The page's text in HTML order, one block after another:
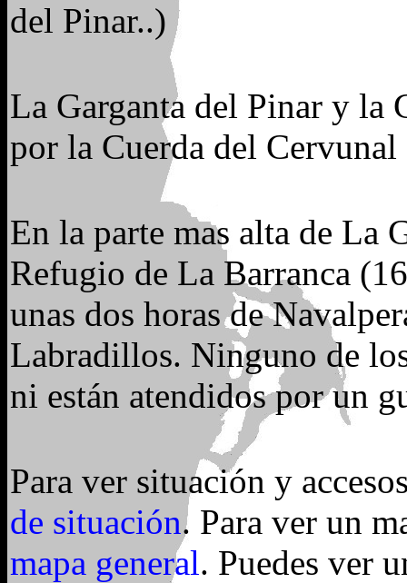
del Pinar..)
La Garganta del Pinar y la
por la Cuerda del
En la parte mas alta de La
Refugio de La Barranca
unas dos horas de
Labradillos. Ninguno de
ni están atendidos por un
Para ver situación y
de situación. Para ver un
mapa general. Puedes ver